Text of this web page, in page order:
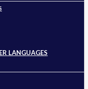
LANGUAGES